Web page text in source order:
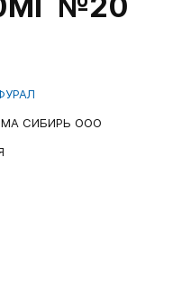
СИБИРЬ ООО